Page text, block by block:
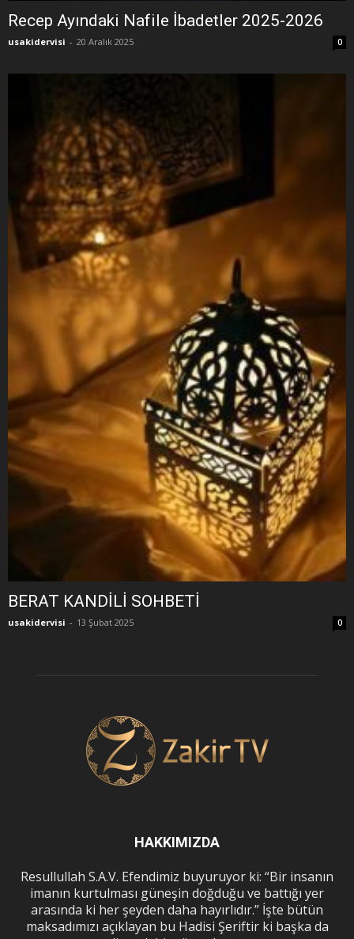
Recep Ayındaki Nafile İbadetler 2025-2026
usakidervisi - 20 Aralık 2025 0
BERAT KANDİLİ SOHBETİ
usakidervisi - 13 Şubat 2025 0
HAKKIMIZDA
Resullullah S.A.V. Efendimiz buyuruyor ki: “Bir insanın
imanın kurtulması güneşin doğduğu ve battığı yer
arasında ki her şeyden daha hayırlıdır.” İşte bütün
maksadımızı açıklayan bu Hadisi Şeriftir ki başka da